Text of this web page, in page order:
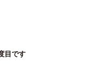
目です